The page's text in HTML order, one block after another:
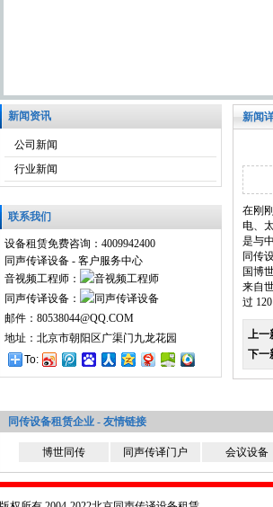
新闻资讯
公司新闻
行业新闻
联系我们
设备租赁免费咨询：4009942400
同声传译设备 - 客户服务中心
音视频工程师：
同声传译设备：
邮件：80538044@QQ.COM
地址：北京市朝阳区广渠门九龙花园
To:
新闻
在刚
电、
是与
同传
国博
来自
过
上一
下一
同传设备租赁企业 - 友情链接
博世同传 同声传译门户 会议设备